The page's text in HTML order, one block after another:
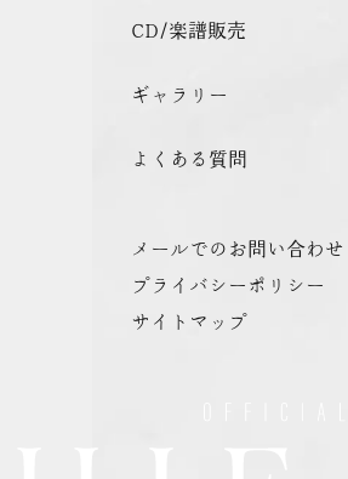
CD/楽譜販売
ギャラリー
よくある質問
メールでのお問い合わせ
プライバシーポリシー
サイトマップ